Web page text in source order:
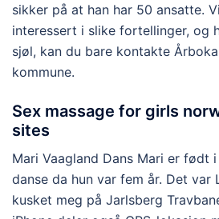
sikker på at han har 50 ansatte.
interessert i slike fortellinger, og
sjøl, kan du bare kontakte
kommune.
Sex massage for girls
sites
Mari Vaagland Dans Mari er født
danse da hun var fem år. Det var
kusket meg på Jarlsberg